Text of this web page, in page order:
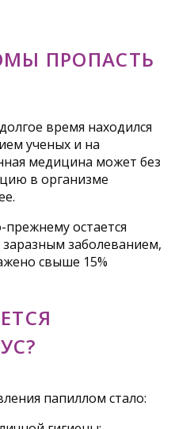
ПРОПАСТЬ
время находился
ученых и на
медицина может без
в организме
остается
заболеванием,
свыше 15%
папиллом стало: